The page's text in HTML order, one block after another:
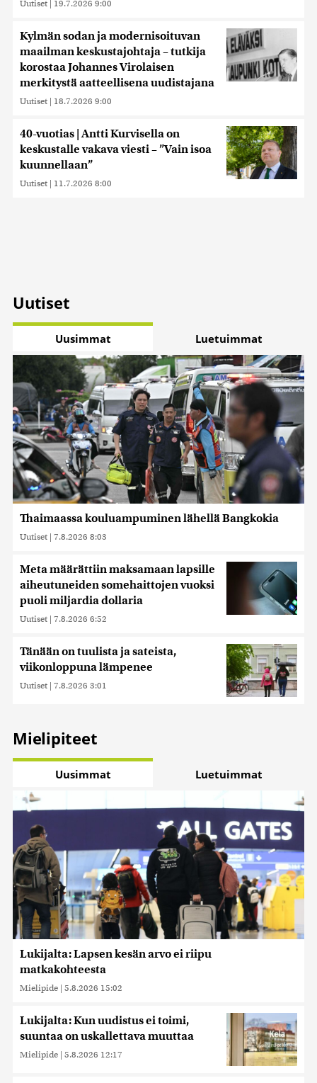
Uutiset 19.7.2026 9:00
Kylmän sodan ja modernisoituvan
maailman keskustajohtaja – tutkija
korostaa Johannes Virolaisen
merkitystä aatteellisena uudistajana
Uutiset | 18.7.2026 9:00
40-vuotias | Antti Kurvisella on
keskustalle vakava viesti – ”Vain isoa
kuunnellaan”
Uutiset | 11.7.2026 8:00
Uutiset
Uusimmat Luetuimmat
Thaimaassa kouluampuminen lähellä Bangkokia
Uutiset | 7.8.2026 8:03
Meta määrättiin maksamaan lapsille
aiheutuneiden somehaittojen vuoksi
puoli miljardia dollaria
Uutiset | 7.8.2026 6:52
Tänään on tuulista ja sateista,
viikonloppuna lämpenee
Uutiset | 7.8.2026 3:01
Mielipiteet
Uusimmat Luetuimmat
Lukijalta: Lapsen kesän arvo ei riipu
matkakohteesta
Mielipide | 5.8.2026 15:02
Lukijalta: Kun uudistus ei toimi,
suuntaa on uskallettava muuttaa
Mielipide | 5.8.2026 12:17